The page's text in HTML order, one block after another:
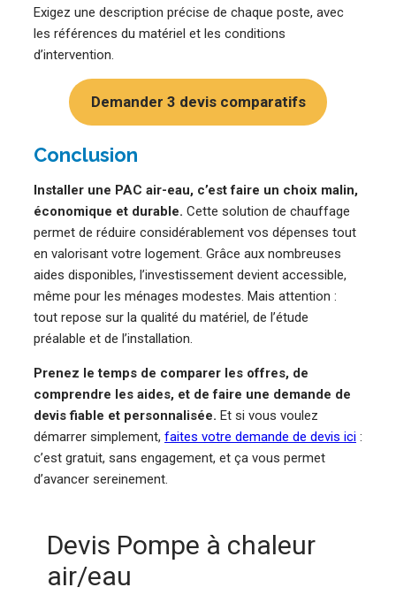
Exigez une description précise de chaque poste, avec
les références du matériel et les conditions
d’intervention.
Demander 3 devis comparatifs
Conclusion
Installer une PAC air-eau, c’est faire un choix malin,
économique et durable. Cette solution de chauffage
permet de réduire considérablement vos dépenses tout
en valorisant votre logement. Grâce aux nombreuses
aides disponibles, l’investissement devient accessible,
même pour les ménages modestes. Mais attention :
tout repose sur la qualité du matériel, de l’étude
préalable et de l’installation.
Prenez le temps de comparer les offres, de
comprendre les aides, et de faire une demande de
devis fiable et personnalisée. Et si vous voulez
démarrer simplement, faites votre demande de devis ici :
c’est gratuit, sans engagement, et ça vous permet
d’avancer sereinement.
Devis Pompe à chaleur
air/eau